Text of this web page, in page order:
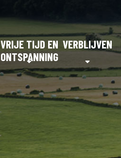
VRIJE TIJD EN
ONTSPANNING
VERBLIJVEN